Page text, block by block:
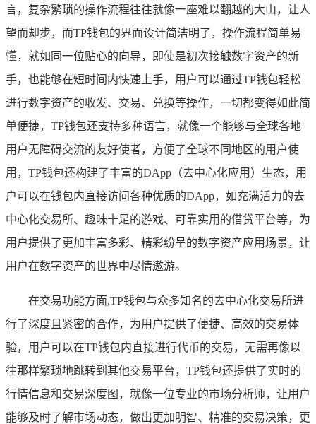
言，复杂繁琐的操作流程往往就像一座难以翻越的大山，让人
望而却步，而TP钱包的界面设计简洁明了，操作流程简单易
懂，就如同一位贴心的向导，即使是初次接触数字资产的新
手，也能够在短时间内快速上手，用户可以通过TP钱包轻松
进行数字资产的收发、交易、兑换等操作，一切都变得如此简
单便捷，TP钱包还支持多种语言，就像一个能够与全球各地
用户无障碍交流的友好使者，方便了全球不同地区的用户使
用，TP钱包还构建了丰富的DApp（去中心化应用）生态，用
户可以在钱包内直接访问各种优质的DApp，如充满活力的去
中心化交易所、趣味十足的游戏、可靠实用的借贷平台等，为
用户提供了更加丰富多彩、精彩纷呈的数字资产应用场景，让
用户在数字资产的世界中尽情遨游。
在交易功能方面,TP钱包与众多知名的去中心化交易所进
行了深度且紧密的合作，为用户提供了便捷、高效的交易体
验，用户可以在TP钱包内直接进行代币的交易，无需再像以
往那样繁琐地跳转到其他交易平台，TP钱包还提供了实时的
行情信息和交易深度图，就像一位专业的市场分析师，让用户
能够及时了解市场动态，做出更加明智、精准的交易决策，更